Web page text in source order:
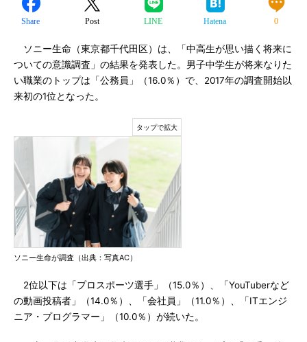
Share Post LINE Hatena 0
ソニー生命（東京都千代田区）は、「中高生が思い描く将来に
ついての意識調査」の結果を発表した。男子中学生が将来なりた
い職業のトップは「公務員」（16.0％）で、2017年の調査開始以
来初の1位となった。
ソニー生命が調査（出典：写真AC）
2位以下は「プロスポーツ選手」（15.0％）、「YouTuberなど
の動画投稿者」（14.0％）、「会社員」（11.0％）、「ITエンジ
ニア・プログラマー」（10.0％）が続いた。